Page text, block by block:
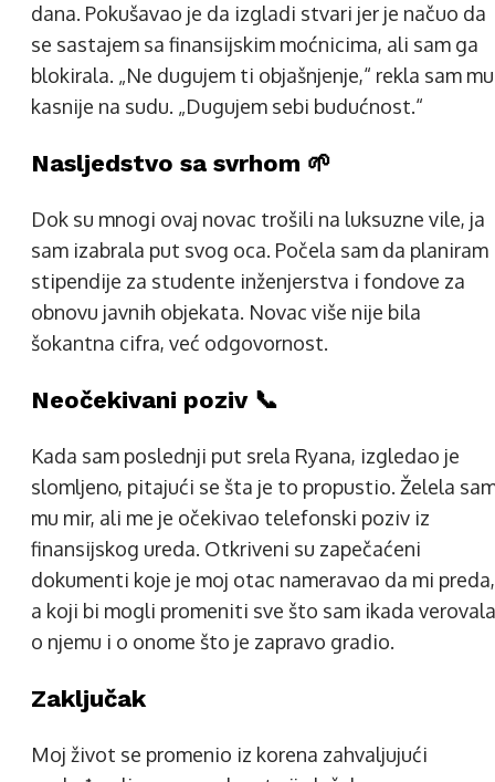
dana. Pokušavao je da izgladi stvari jer je načuo da
se sastajem sa finansijskim moćnicima, ali sam ga
blokirala. „Ne dugujem ti objašnjenje,“ rekla sam mu
kasnije na sudu. „Dugujem sebi budućnost.“
Nasljedstvo sa svrhom 🌱
Dok su mnogi ovaj novac trošili na luksuzne vile, ja
sam izabrala put svog oca. Počela sam da planiram
stipendije za studente inženjerstva i fondove za
obnovu javnih objekata. Novac više nije bila
šokantna cifra, već odgovornost.
Neočekivani poziv 📞
Kada sam poslednji put srela Ryana, izgledao je
slomljeno, pitajući se šta je to propustio. Želela
mu mir, ali me je očekivao telefonski poziv iz
finansijskog ureda. Otkriveni su zapečaćeni
dokumenti koje je moj otac nameravao da mi preda,
a koji bi mogli promeniti sve što sam ikada verovala
o njemu i o onome što je zapravo gradio.
Zaključak
Moj život se promenio iz korena zahvaljujući